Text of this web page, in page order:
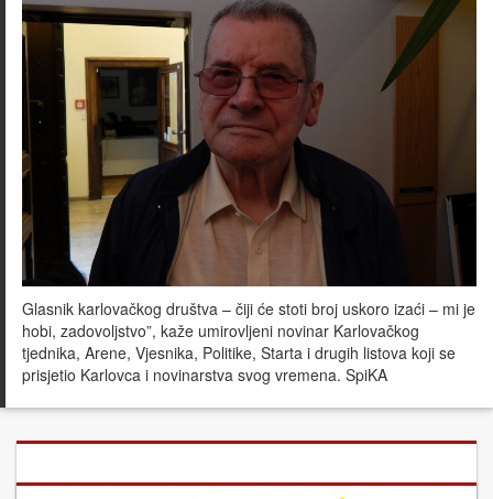
Glasnik karlovačkog društva – čiji će stoti broj uskoro izaći – mi je
hobi, zadovoljstvo”, kaže umirovljeni novinar Karlovačkog
tjednika, Arene, Vjesnika, Politike, Starta i drugih listova koji se
prisjetio Karlovca i novinarstva svog vremena. SpiKA